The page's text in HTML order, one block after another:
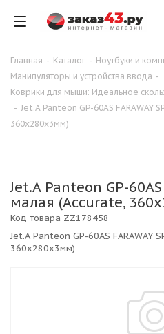
Главная - Каталог - Ноутбуки и
Манипуляторы и устройства ввода -
Коврики для мыши: Идеальное
- Jet.A Panteon GP-60AS FARAWAY
360x280x3мм)
Jet.A Panteon GP-60AS
малая (Accurate,
Jet.A Panteon GP-60AS FARAWAY
360x280x3мм)
Код товара ZZ178458